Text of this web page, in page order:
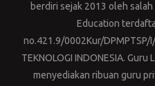
berdiri sejak 2013 oleh
Education
no.421.9/0002Kur/DPMPTSP/
TEKNOLOGI INDONESIA.
menyediakan ribuan guru